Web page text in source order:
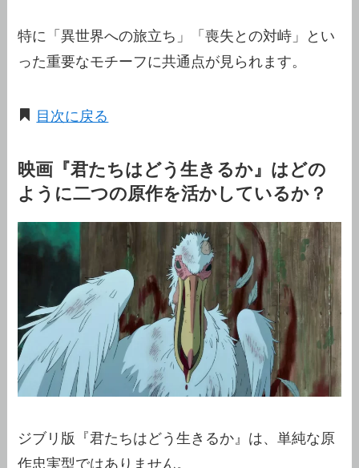
特に「異世界への旅立ち」「喪失との対峙」とい
った重要なモチーフに共通点が見られます。
目次に戻る
映画『君たちはどう生きるか』はどの
ように二つの原作を活かしているか？
ジブリ版『君たちはどう生きるか』は、単純な原
作忠実型ではありません。